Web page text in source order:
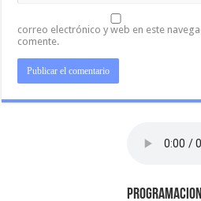
correo electrónico y web en este
comente.
PROGRAMACION